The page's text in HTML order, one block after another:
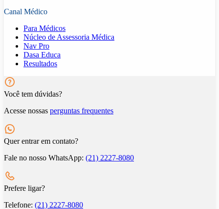
Canal Médico
Para Médicos
Núcleo de Assessoria Médica
Nav Pro
Dasa Educa
Resultados
Você tem dúvidas?
Acesse nossas perguntas frequentes
Quer entrar em contato?
Fale no nosso WhatsApp: (21) 2227-8080
Prefere ligar?
Telefone: (21) 2227-8080